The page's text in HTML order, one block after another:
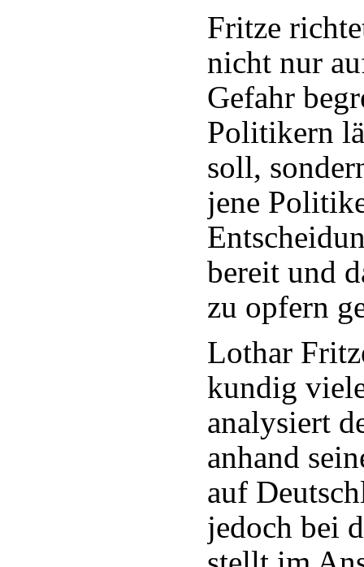
Fritze
nicht nur
Gefahr
Politikern
soll,
jene
bereit und
zu opfern
Lothar
kundig
analysiert
anhand
auf
jedoch bei